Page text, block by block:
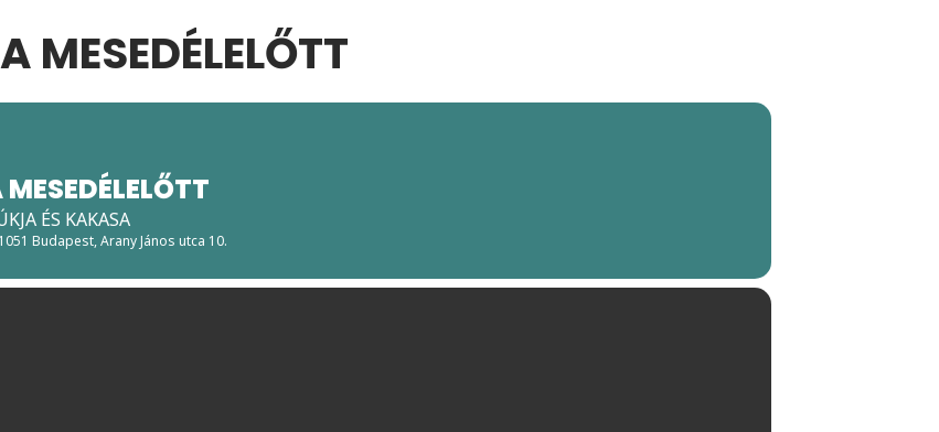
MESEDÉLELŐTT
ÉS KAKASA
Budapest, Arany János utca 10.